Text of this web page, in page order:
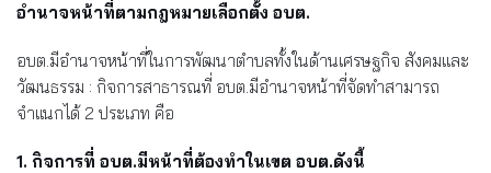
อำนาจหน้าที่ตามกฎหมายเลือกตั้ง อบต.
อบต.มีอำนาจหน้าที่ในการพัฒนาตำบลทั้งในด้านเศรษฐกิจ สังคมและ
วัฒนธรรม : กิจการสาธารณที่ อบต.มีอำนาจหน้าที่จัดทำสามารถ
จำแนกได้ 2 ประเภท คือ
1. กิจการที่ อบต.มีหน้าที่ต้องทำในเขต อบต.ดังนี้